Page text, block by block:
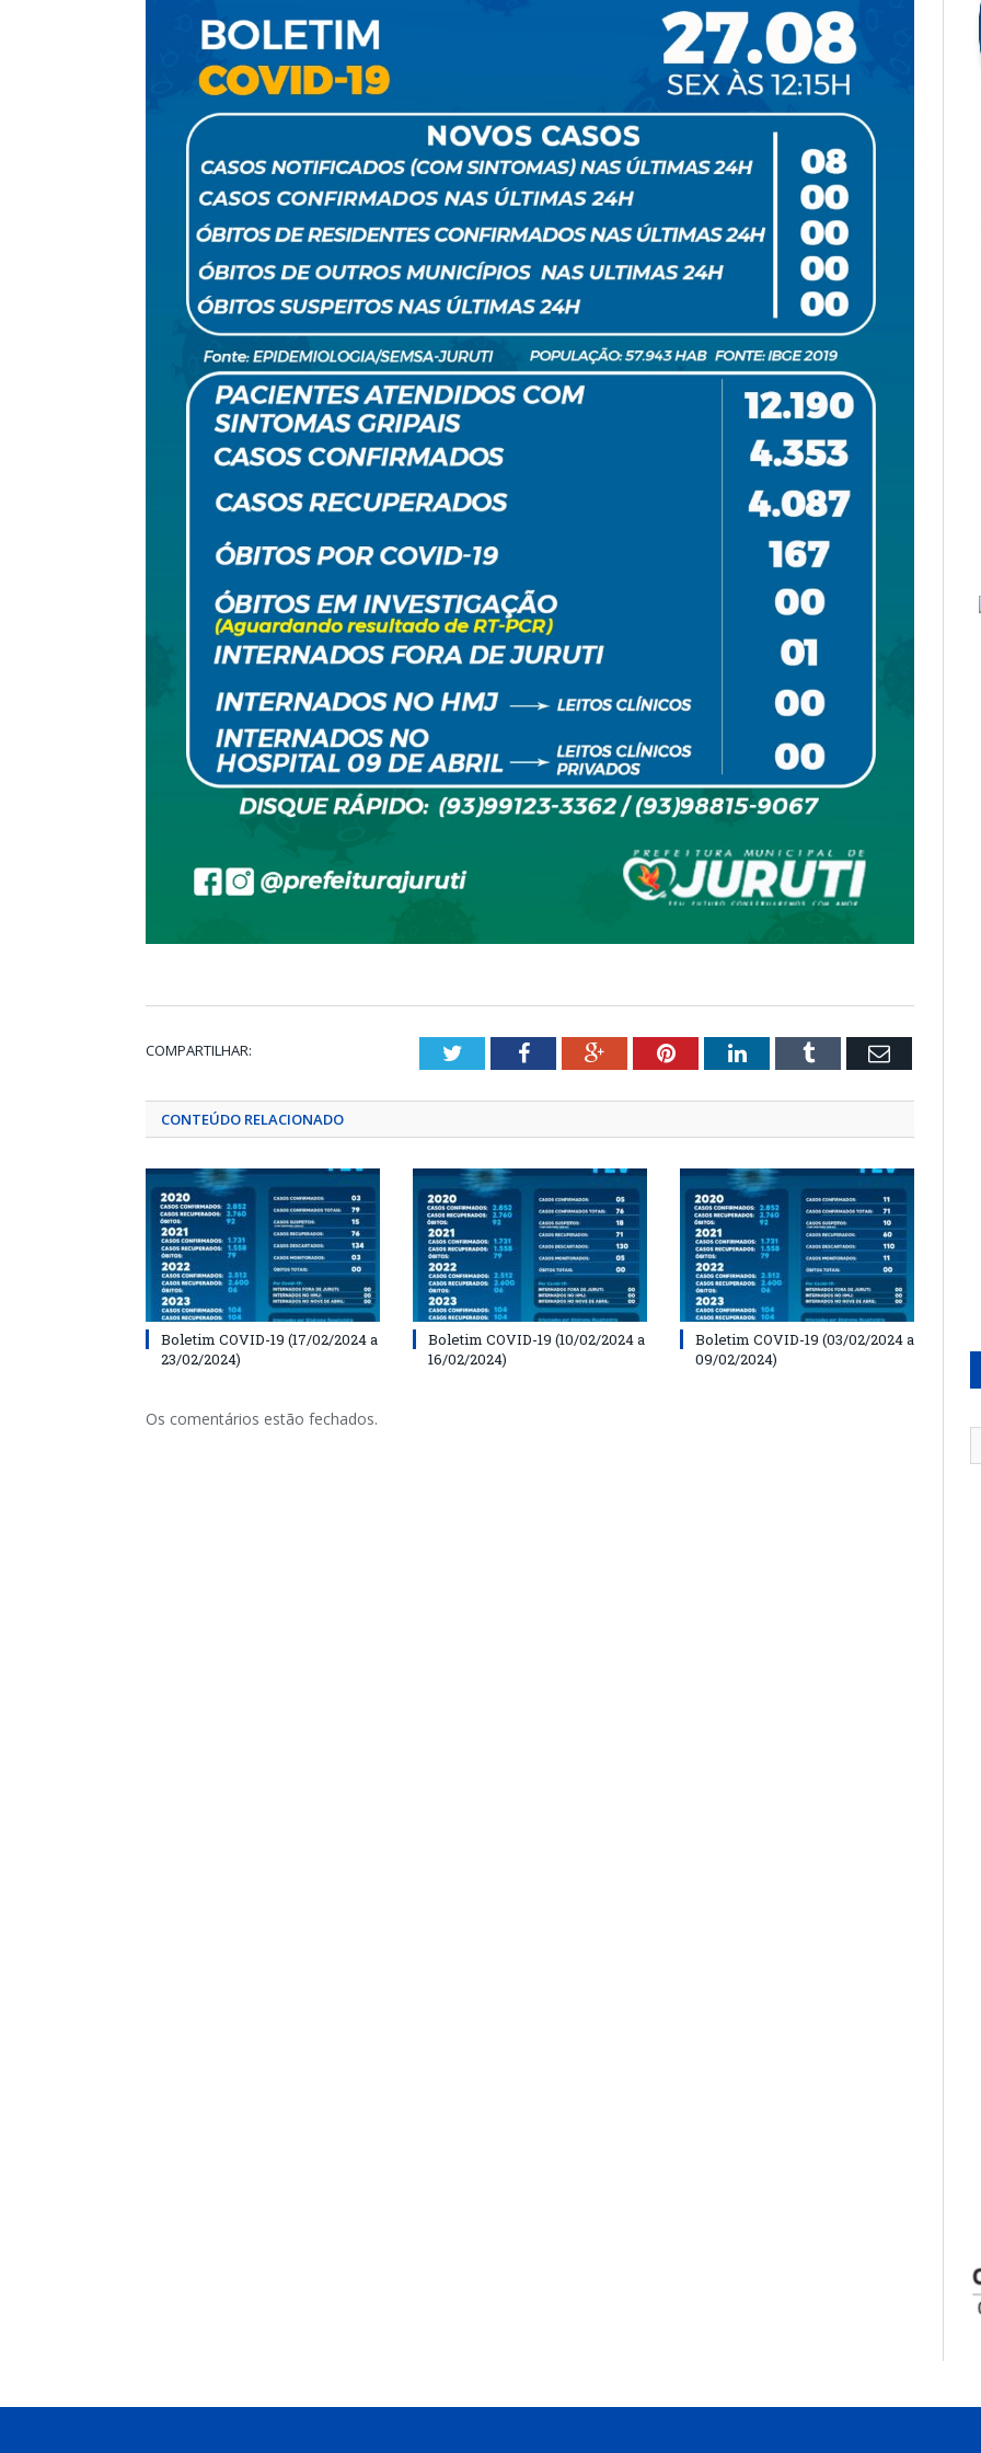
COMPARTILHAR: TwitterFacebookGoogle+PinterestLinkedInTumblr Email
CONTEÚDO RELACIONADO
Boletim COVID-19 (17/02/2024 a
23/02/2024)
Boletim COVID-19 (10/02/2024 a
16/02/2024)
Boletim COVID-19 (03/02/2024 a
09/02/2024)
Os comentários estão fechados.